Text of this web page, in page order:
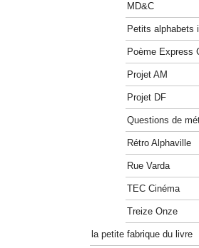
MD&C
Petits alphabets
Poème Express
Projet AM
Projet DF
Questions de
Rétro Alphaville
Rue Varda
TEC Cinéma
Treize Onze
la petite fabrique du livre